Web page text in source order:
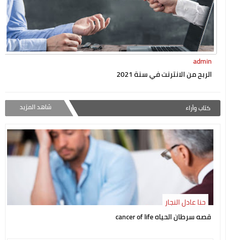
admin
الربح من الانترنت في سنة 2021
كتاب وأراء شاهد المزيد
قصه سرطان الحياه cancer of life
حنا عادل النجار